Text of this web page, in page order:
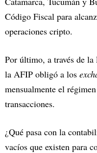
Código Fiscal para
operaciones cripto.
Por último, a través de
la AFIP obligó a los
mensualmente el
transacciones.
¿Qué pasa con la
vacíos que existen para